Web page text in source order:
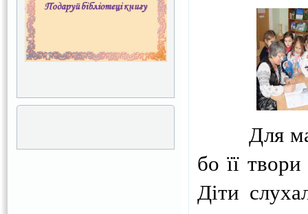
Для
бо її
Діти